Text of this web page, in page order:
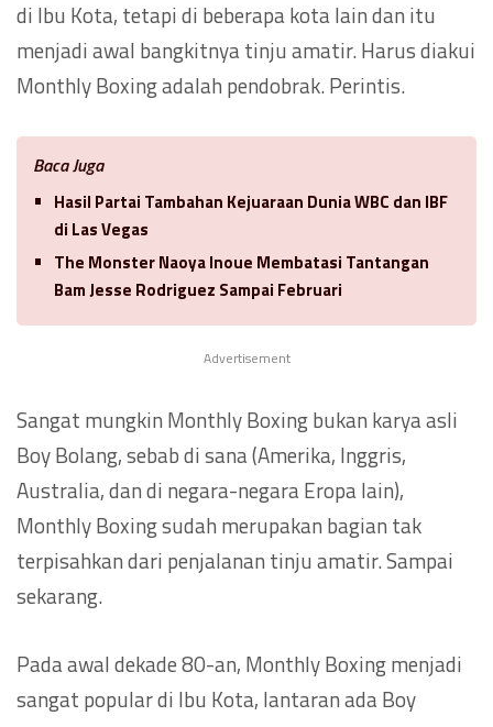
di Ibu Kota, tetapi di beberapa kota lain dan itu
menjadi awal bangkitnya tinju amatir. Harus diakui
Monthly Boxing adalah pendobrak. Perintis.
Baca Juga
Hasil Partai Tambahan Kejuaraan Dunia WBC dan IBF
di Las Vegas
The Monster Naoya Inoue Membatasi Tantangan
Bam Jesse Rodriguez Sampai Februari
Advertisement
Sangat mungkin Monthly Boxing bukan karya asli
Boy Bolang, sebab di sana (Amerika, Inggris,
Australia, dan di negara-negara Eropa lain),
Monthly Boxing sudah merupakan bagian tak
terpisahkan dari penjalanan tinju amatir. Sampai
sekarang.
Pada awal dekade 80-an, Monthly Boxing menjadi
sangat popular di Ibu Kota, lantaran ada Boy